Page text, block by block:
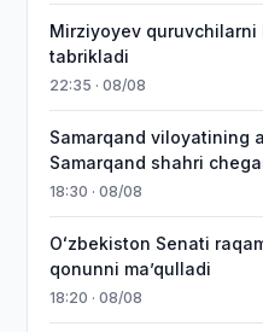
Mirziyoyev quruvchilarni
tabrikladi
22:35 · 08/08
Samarqand viloyatining
Samarqand shahri
18:30 · 08/08
Oʻzbekiston Senati
qonunni maʼqulladi
18:20 · 08/08